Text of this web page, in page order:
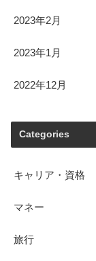
2023年2月
2023年1月
2022年12月
Categories
キャリア・資格
マネー
旅行